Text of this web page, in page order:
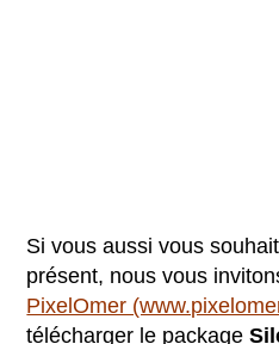
Si vous aussi vous
présent, nous vous
PixelOmer
télécharger le package